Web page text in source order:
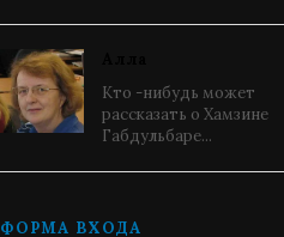
Кто -нибудь может
рассказать о Хамзине
Габдульбаре...
ФОРМА ВХОДА